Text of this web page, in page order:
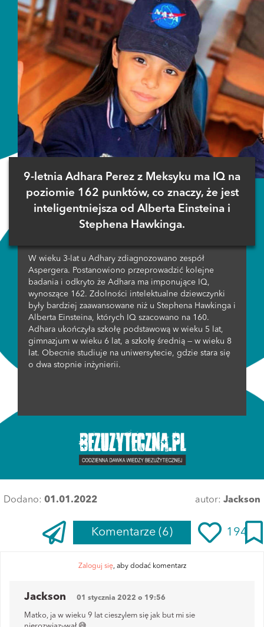
9-letnia Adhara Perez z Meksyku ma IQ na
poziomie 162 punktów, co znaczy, że jest
inteligentniejsza od Alberta Einsteina i
Stephena Hawkinga.
W wieku 3-lat u Adhary zdiagnozowano zespół
Aspergera. Postanowiono przeprowadzić kolejne
badania i odkryto że Adhara ma imponujące IQ,
wynoszące 162. Zdolności intelektualne dziewczynki
były bardziej zaawansowane niż u Stephena Hawkinga i
Alberta Einsteina, których IQ szacowano na 160.
Adhara ukończyła szkołę podstawową w wieku 5 lat,
gimnazjum w wieku 6 lat, a szkołę średnią — w wieku 8
lat. Obecnie studiuje na uniwersytecie, gdzie stara się
o dwa stopnie inżynierii.
Dodano: 01.01.2022 autor: Jackson
Komentarze (6) 194
Zaloguj się, aby dodać komentarz
Jackson 01 stycznia 2022 o 19:56
Matko, ja w wieku 9 lat cieszylem się jak but mi sie